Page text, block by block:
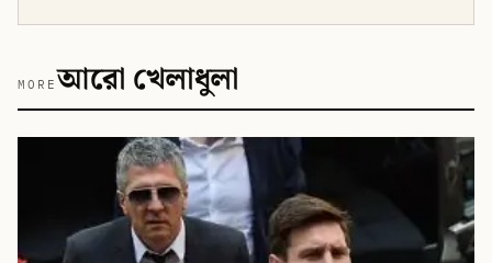
MOREআরো খেলাধুলা